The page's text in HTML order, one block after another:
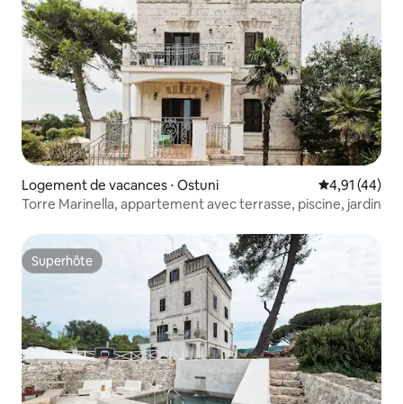
Logement de vacances ⋅ Ostuni Évaluation
4,91 (44)
Torre Marinella, appartement avec terrasse, piscine, jardin
Superhôte
Superhôte